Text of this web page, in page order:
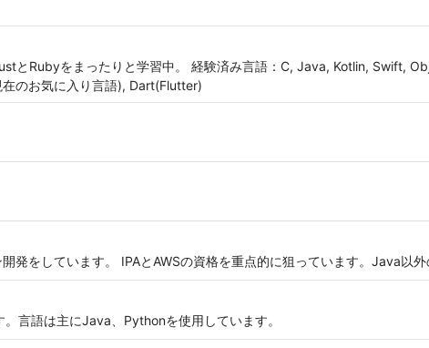
とRubyをまったりと学習中。 経験済み言語：C, Java, Kotlin, Swift,
のお気に入り言語), Dart(Flutter)
発をしています。 IPAとAWSの資格を重点的に狙っています。Java以外
言語は主にJava、Pythonを使用しています。